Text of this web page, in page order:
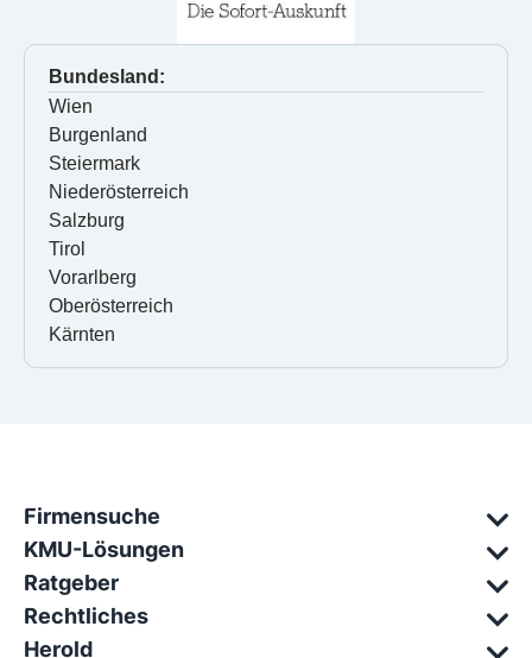
Bundesland:
Wien
Burgenland
Steiermark
Niederösterreich
Salzburg
Tirol
Vorarlberg
Oberösterreich
Kärnten
Firmensuche
KMU-Lösungen
Ratgeber
Rechtliches
Herold